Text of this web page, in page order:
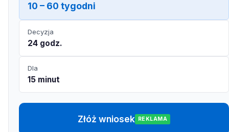
10 – 60 tygodni
Decyzja
24 godz.
Dla
15 minut
Złóż wniosek REKLAMA